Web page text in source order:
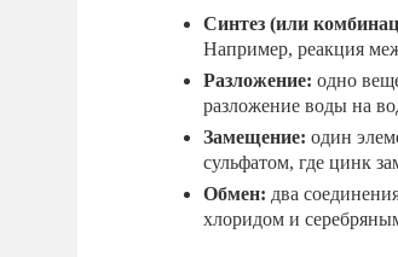
Синтез (или
Например, реакция
Разложение: одно
разложение воды на
Замещение: один
сульфатом, где цинк
Обмен: два
хлоридом и